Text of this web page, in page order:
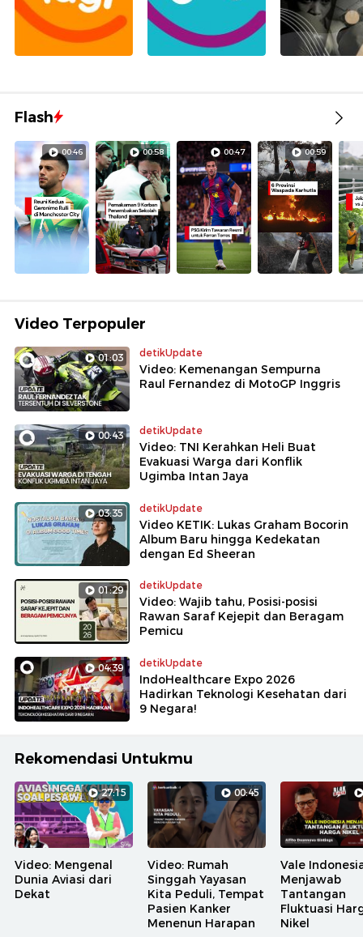
Flash
00:46 00:58 00:47 00:59
Video Terpopuler
01:03 detikUpdate
Video: Kemenangan Sempurna
Raul Fernandez di MotoGP Inggris
00:43 detikUpdate
Video: TNI Kerahkan Heli Buat
Evakuasi Warga dari Konflik
Ugimba Intan Jaya
03:35 detikUpdate
Video KETIK: Lukas Graham Bocorin
Album Baru hingga Kedekatan
dengan Ed Sheeran
01:29 detikUpdate
Video: Wajib tahu, Posisi-posisi
Rawan Saraf Kejepit dan Beragam
Pemicu
04:39 detikUpdate
IndoHealthcare Expo 2026
Hadirkan Teknologi Kesehatan dari
9 Negara!
Rekomendasi Untukmu
27:15
Video: Mengenal
Dunia Aviasi dari
Dekat
00:45
Video: Rumah
Singgah Yayasan
Kita Peduli, Tempat
Pasien Kanker
Menenun Harapan
Vale
Menjawab
Tantangan
Fluktuasi
Nikel